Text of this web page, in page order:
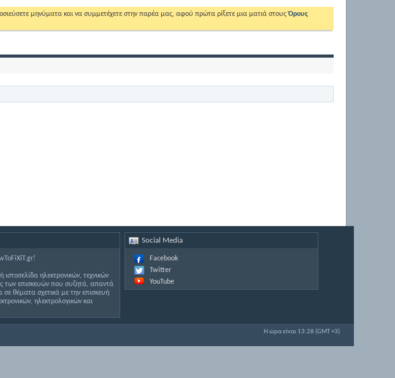
μηνύματα και να συμμετέχετε στην παρέα μας, αφού πρώτα ρίξετε μια ματιά στουςΌρους
ιστοσελίδα ηλεκτρονικών, τεχνικών
των επισκευών που συζητά, απαντά
σε θέματα σχετικά με την επισκευή
ηλεκτρολογικών και
Social Media
Facebook
Twitter
YouTube
Η ώρα είναι 13:28 (GMT +3)